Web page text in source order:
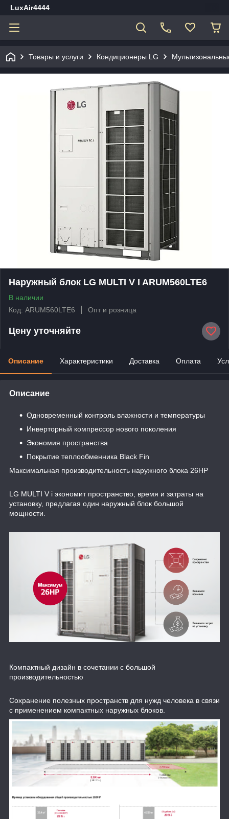
LuxAir4444
Товары и услуги Кондиционеры LG
Наружный блок LG MULTI V I ARUM560LTE6
В наличии
Код: ARUM560LTE6
Опт и розница
Цену уточняйте
Описание Характеристики Доставка Оплата
Описание
Одновременный контроль влажности и температуры
Инверторный компрессор нового поколения
Экономия пространства
Покрытие теплообменника Black Fin
Максимальная производительность наружного блока 26HP
LG MULTI V i экономит пространство, время и затраты на
установку, предлагая один наружный блок большой
мощности.
Компактный дизайн в сочетании с большой
производительностью
Сохранение полезных пространств для нужд человека в связи
с применением компактных наружных блоков.